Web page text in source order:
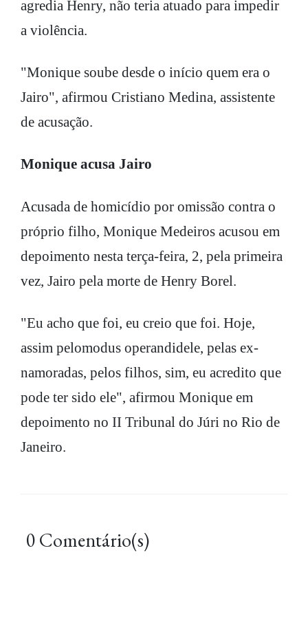
agredia Henry, não teria atuado para impedir
a violência.
"Monique soube desde o início quem era o
Jairo", afirmou Cristiano Medina, assistente
de acusação.
Monique acusa Jairo
Acusada de homicídio por omissão contra o
próprio filho, Monique Medeiros acusou em
depoimento nesta terça-feira, 2, pela primeira
vez, Jairo pela morte de Henry Borel.
"Eu acho que foi, eu creio que foi. Hoje,
assim pelomodus operandidele, pelas ex-
namoradas, pelos filhos, sim, eu acredito que
pode ter sido ele", afirmou Monique em
depoimento no II Tribunal do Júri no Rio de
Janeiro.
0 Comentário(s)